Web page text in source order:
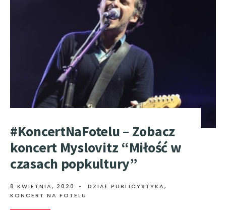
#KoncertNaFotelu – Zobacz
koncert Myslovitz “Miłość w
czasach popkultury”
8 KWIETNIA, 2020 • DZIAŁ PUBLICYSTYKA,
KONCERT NA FOTELU